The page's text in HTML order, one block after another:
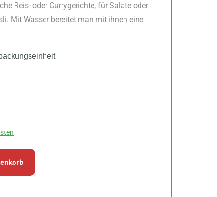
Reis- oder Currygerichte, für Salate oder
Mit Wasser bereitet man mit ihnen eine